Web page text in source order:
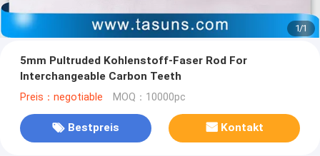
1/1
5mm Pultruded Kohlenstoff-Faser Rod For
Interchangeable Carbon Teeth
Preis：negotiable MOQ：10000pc
Bestpreis Kontakt